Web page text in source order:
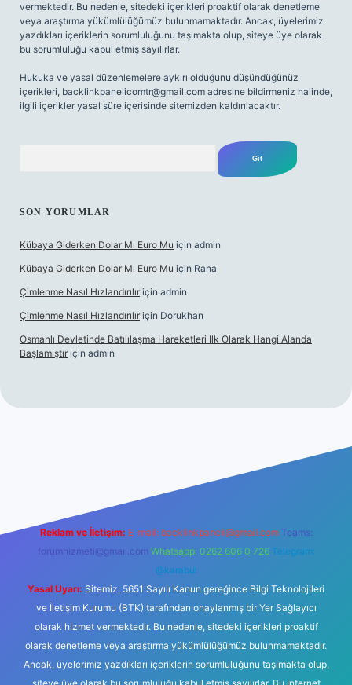
vermektedir. Bu nedenle, sitedeki içerikleri proaktif olarak denetleme
veya araştırma yükümlülüğümüz bulunmamaktadır. Ancak, üyelerimiz
yazdıkları içeriklerin sorumluluğunu taşımakta olup, siteye üye olarak
bu sorumluluğu kabul etmiş sayılırlar.
Hukuka ve yasal düzenlemelere aykırı olduğunu düşündüğünüz
içerikleri, backlinkpanelicomtr@gmail.com adresine bildirmeniz halinde,
ilgili içerikler yasal süre içerisinde sitemizden kaldırılacaktır.
SON YORUMLAR
Kübaya Giderken Dolar Mı Euro Mu için admin
Kübaya Giderken Dolar Mı Euro Mu için Rana
Çimlenme Nasıl Hızlandırılır için admin
Çimlenme Nasıl Hızlandırılır için Dorukhan
Osmanlı Devletinde Batılılaşma Hareketleri Ilk Olarak Hangi Alanda
Başlamıştır için admin
Reklam ve İletişim: E-mail: backlinkpaneli@gmail.com Teams:
forumhizmeti@gmail.com Whatsapp: 0262 606 0 726 Telegram:
@karabul
Yasal Uyarı: Sitemiz, 5651 Sayılı Kanun gereğince Bilgi Teknolojileri
ve İletişim Kurumu (BTK) tarafından onaylanmış bir Yer Sağlayıcı
olarak hizmet vermektedir. Bu nedenle, sitedeki içerikleri proaktif
olarak denetleme veya araştırma yükümlülüğümüz bulunmamaktadır.
Ancak, üyelerimiz yazdıkları içeriklerin sorumluluğunu taşımakta olup,